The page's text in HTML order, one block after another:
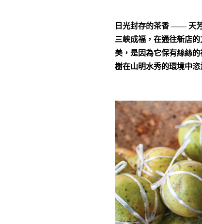
日光封存的茶香 —— 天
三峽成福，在通往新店
美，是因為它保有絲絲
樹在山明水秀的環境中恣